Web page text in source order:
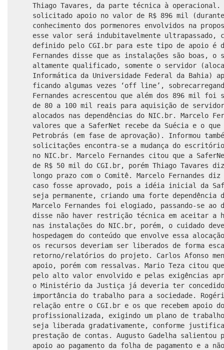
Thiago Tavares, da parte técnica à operacional.
solicitado apoio no valor de R$ 896 mil
conhecimento dos pormenores envolvidos na
esse valor será indubitavelmente ultrapassado,
definido pelo CGI.br para este tipo de apoio é
Fernandes disse que as instalações são boas, o
altamente qualificado, somente o servidor
Informática da Universidade Federal da Bahia)
ficando algumas vezes ‘off line’,
Fernandes acrescentou que além dos 896 mil
de 80 a 100 mil reais para aquisição de
alocados nas dependências do NIC.br. Marcelo
valores que a SaferNet recebe da Suécia e o
Petrobrás (em fase de aprovação). Informou
solicitações encontra-se a mudança do
no NIC.br. Marcelo Fernandes citou que a
de R$ 50 mil do CGI.br, porém Thiago Tavares
longo prazo com o Comitê. Marcelo Fernandes
caso fosse aprovado, pois a idéia inicial da
seja permanente, criando uma forte
Marcelo Fernandes foi elogiado, passando-se ao
disse não haver restrição técnica em aceitar a
nas instalações do NIC.br, porém, o cuidado
hospedagem do conteúdo que envolve essa
os recursos deveriam ser liberados de forma
retorno/relatórios do projeto. Carlos Afonso
apoio, porém com ressalvas. Mario Teza citou
pelo alto valor envolvido e pelas exigências
o Ministério da Justiça já deveria ter
importância do trabalho para a sociedade.
relação entre o CGI.br e os que recebem apoio do
profissionalizada, exigindo um plano de trabalho
seja liberada gradativamente, conforme
prestação de contas. Augusto Gadelha salientou
apoio ao pagamento da folha de pagamento e a